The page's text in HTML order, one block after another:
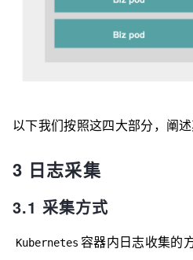
以下我们按照这四大部分，阐
3 日志采集
3.1 采集方式
Kubernetes 容器内日志收集的